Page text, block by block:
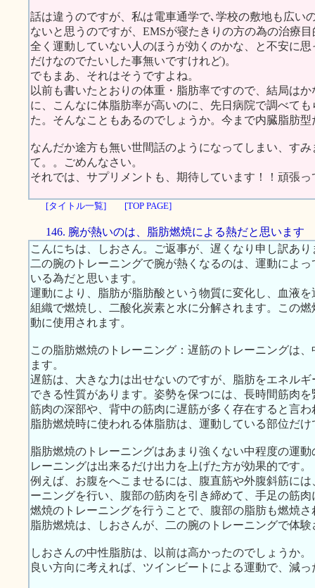
話は違うのですが、私は電車通学で､学校の敷地も広い
ないと思うのですが、EMSが寝たきりの方の為の治療
全く運動していない人のほうが効くのかな、と不安に
だけなのでたいした事無いですけれど)。
でもまあ、それはそうですよね。
以前も書いたとおりの体重・脂肪率ですので、結局は
に、こんなに体脂肪率が高いのに、先日病院で調べて
た。そんなこともあるのでしょうか。今まで内臓脂肪
なんだか途方も無い世間話のようになってしまい、す
て。。ごめんなさい。
それでは、サプリメントも、期待しています！！頑張
[タイトル一覧] [TOP PAGE]
146. 腕が熱いのは、脂肪燃焼による熱だと思います
こんにちは、しおさん。ご返事が、遅くなり申し訳あり
二の腕のトレーニングで腕が熱くなるのは、運動によ
いる為だと思います。
運動により、脂肪が脂肪酸という物質に変化し、血液
組織で燃焼し、二酸化炭素と水に分解されます。この
動に使用されます。
この脂肪燃焼のトレーニング：遅筋のトレーニングは
ます。
遅筋は、大きな力は出せないのですが、脂肪をエネル
できる性質があります。姿勢を保つには、長時間筋肉
筋肉の深部や、背中の筋肉に遅筋が多く存在すると言わ
脂肪燃焼時に使われる体脂肪は、運動している部位だ
脂肪燃焼のトレーニングはあまり強くない中程度の運
レーニングは出来るだけ出力を上げた方が効果的です。
例えば、お腹をへこませるには、腹直筋や外腹斜筋に
ーニングを行い、腹部の筋肉を引き締めて、手足の筋
燃焼のトレーニングを行うことで、腹部の脂肪も燃焼さ
脂肪燃焼は、しおさんが、二の腕のトレーニングで体
しおさんの中性脂肪は、以前は高かったのでしょうか。
良い方向に考えれば、ツインビートによる運動で、減